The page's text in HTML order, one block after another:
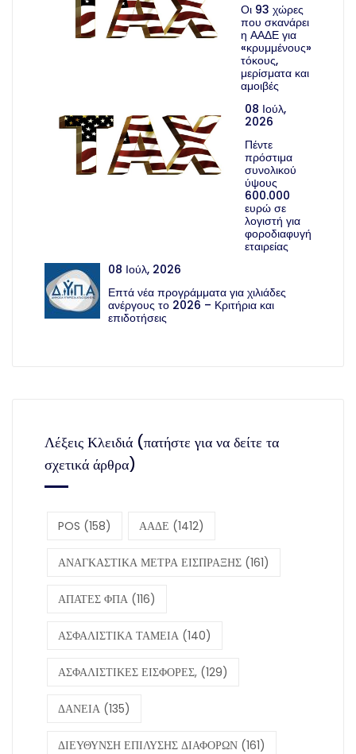
Οι 93 χώρες
που σκανάρει
η ΑΑΔΕ για
«κρυμμένους»
τόκους,
μερίσματα και
αμοιβές
08 Ιούλ,
2026
Πέντε
πρόστιμα
συνολικού
ύψους
600.000
ευρώ σε
λογιστή για
φοροδιαφυγή
εταιρείας
08 Ιούλ, 2026
Επτά νέα προγράμματα για χιλιάδες
ανέργους το 2026 – Κριτήρια και
επιδοτήσεις
Λέξεις Κλειδιά (πατήστε για να δείτε τα
σχετικά άρθρα)
POS (158) ΑΑΔΕ (1412)
ΑΝΑΓΚΑΣΤΙΚΑ ΜΕΤΡΑ ΕΙΣΠΡΑΞΗΣ (161)
ΑΠΑΤΕΣ ΦΠΑ (116)
ΑΣΦΑΛΙΣΤΙΚΑ ΤΑΜΕΙΑ (140)
ΑΣΦΑΛΙΣΤΙΚΕΣ ΕΙΣΦΟΡΕΣ, (129)
ΔΑΝΕΙΑ (135)
ΔΙΕΥΘΥΝΣΗ ΕΠΙΛΥΣΗΣ ΔΙΑΦΟΡΩΝ (161)